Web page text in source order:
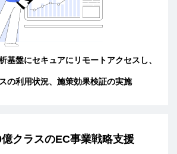
基盤にセキュアにリモートアクセスし、
の利用状況、施策効果検証の実施
クラスのEC事業戦略支援